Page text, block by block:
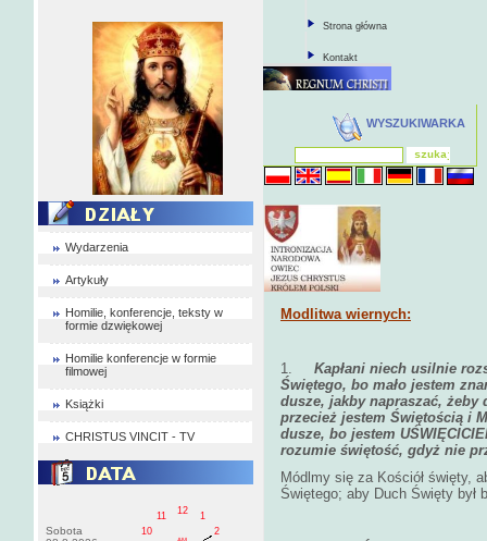
Wydarzenia
Artykuły
Homilie, konferencje, teksty w
formie dzwiękowej
Homilie konferencje w formie
filmowej
Książki
CHRISTUS VINCIT - TV
Sobota
1
2
10
11
12
Strona główna
Kontakt
WYSZUKIWARKA
Modlitwa wiernych:
1. Kapłani niech usilnie
Świętego, bo mało jestem
dusze, jakby napraszać, żeby
przecież jestem Świętością i
dusze, bo jestem
rozumie świętość, gdyż nie
Módlmy się za Kościół święty,
Świętego; aby Duch Święty był